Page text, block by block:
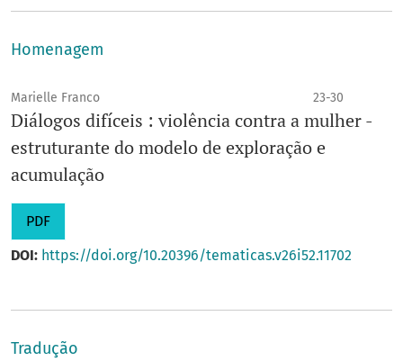
Homenagem
Marielle Franco 23-30
Diálogos difíceis : violência contra a mulher -
estruturante do modelo de exploração e
acumulação
PDF
DOI: https://doi.org/10.20396/tematicas.v26i52.11702
Tradução